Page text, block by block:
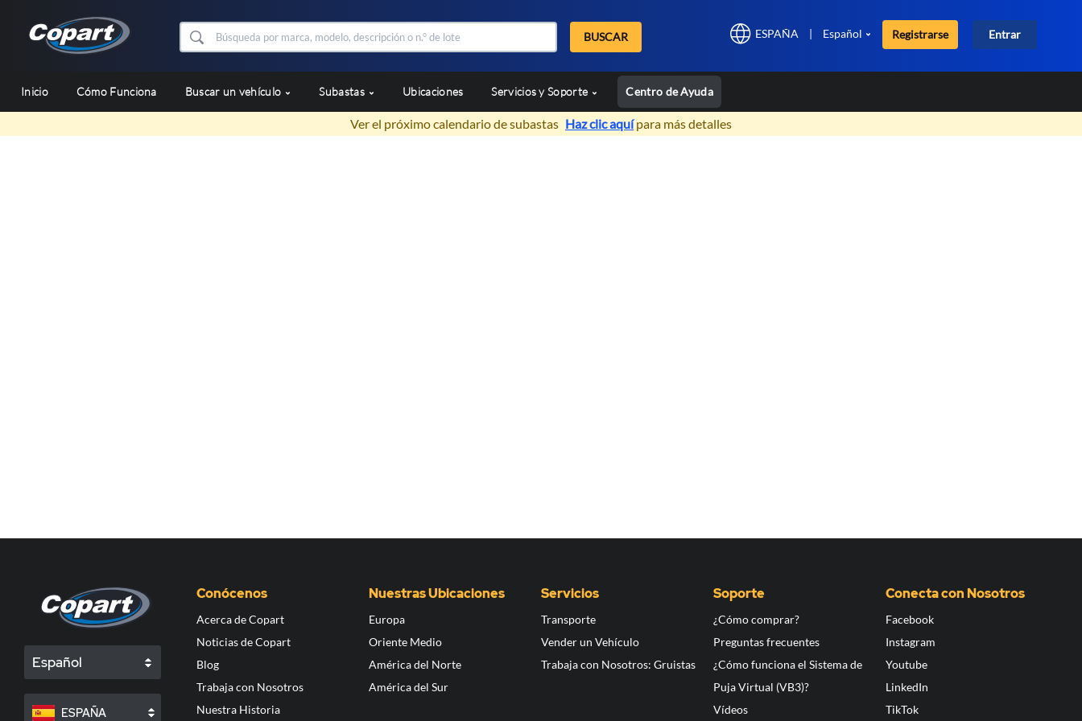
BUSCAR ESPAÑA | Español Registrarse Entrar
Inicio Cómo Funciona Buscar un vehículo Subastas Ubicaciones Servicios y Soporte Centro de Ayuda
Ver el próximo calendario de subastas Haz clic aquípara más detalles
Español
ESPAÑA
Conócenos
Acerca de Copart
Noticias de Copart
Blog
Trabaja con Nosotros
Nuestra Historia
Nuestras Ubicaciones
Europa
Oriente Medio
América del Norte
América del Sur
Servicios
Transporte
Vender un Vehículo
Trabaja con Nosotros: Gruistas
Soporte
¿Cómo comprar?
Preguntas frecuentes
¿Cómo funciona el Sistema de
Puja Virtual (VB3)?
Vídeos
Conecta con Nosotros
Facebook
Instagram
Youtube
LinkedIn
TikTok